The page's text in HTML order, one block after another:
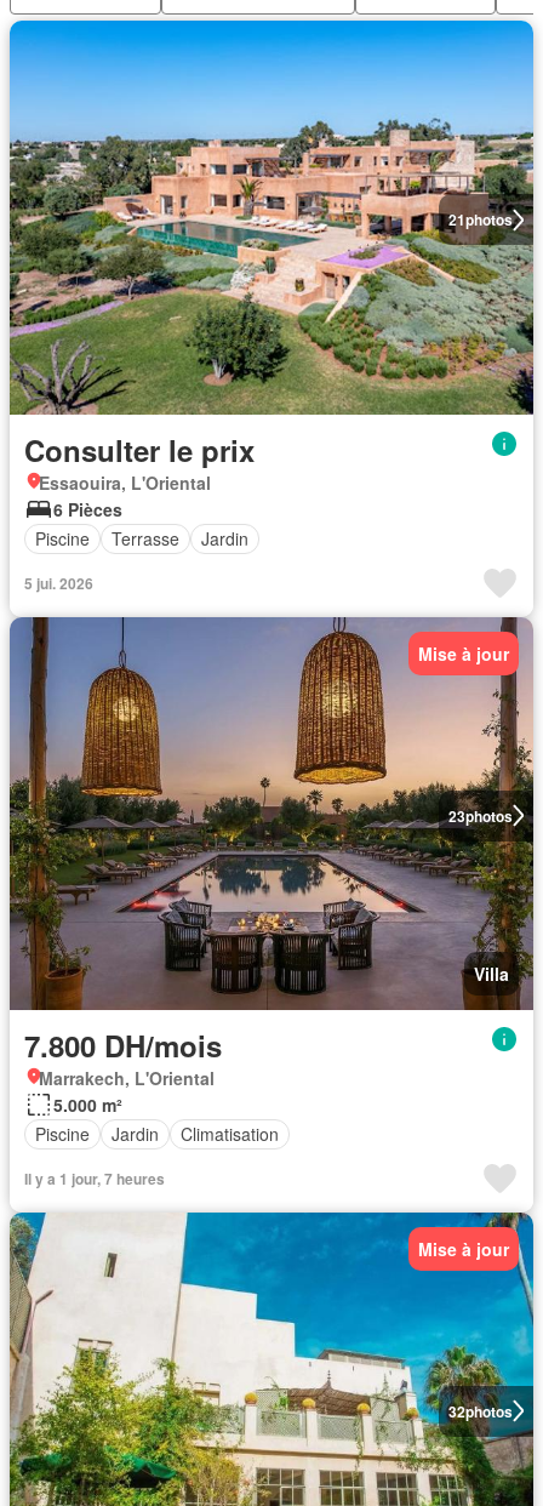
21photos
Consulter le prix
Essaouira, L'Oriental
6 Pièces
Piscine
Terrasse Jardin
5 jui. 2026
23photos
Mise à jour
Villa
7.800 DH/mois
Marrakech, L'Oriental
5.000 m²
Piscine
Jardin Climatisation
Il y a 1 jour, 7 heures
32photos
Mise à jour